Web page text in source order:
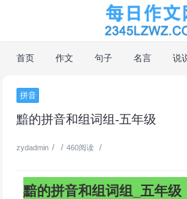
首页 作文 句子 名言 说
拼音
黯的拼音和组词组-五年级
zydadmin / / 460阅读 /
黯的拼音和组词组_五年级